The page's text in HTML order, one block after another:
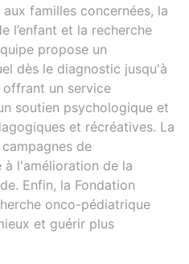
familles concernées, la
l’enfant et la recherche
propose un
dès le diagnostic jusqu'à
offrant un service
soutien psychologique et
et récréatives. La
de
l'amélioration de la
Enfin, la Fondation
onco-pédiatrique
et guérir plus